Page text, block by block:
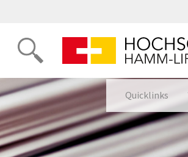
Quicklinks